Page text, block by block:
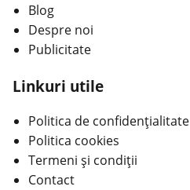
Blog
Despre noi
Publicitate
Linkuri utile
Politica de confidențialitate
Politica cookies
Termeni și condiții
Contact